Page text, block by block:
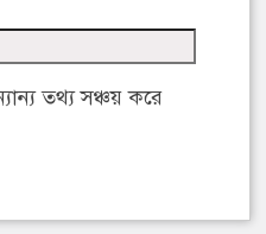
তথ্য সঞ্চয় করে